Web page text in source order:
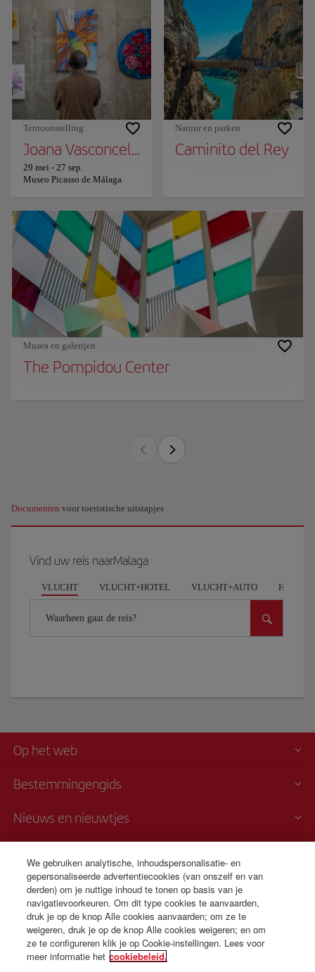
Tentoonstelling
Joana Vasconcelos / Transfiguratie
29 mei - 27 sep.
Museo Picasso de Málaga
Natuur en parken
Caminito del Rey
Musea en galerijen
The Pompidou Center
Documenten voor toeristische uitstapjes
Vind uw reis naarMalaga
VLUCHT VLUCHT+HOTEL VLUCHT+AUTO HOTEL
Waarheen gaat de reis?
Op het web
Bestemmingengids
Nieuws en nieuwtjes
Telefonische verkoop
+31 0 20 796 0087
Totale kosten 0,35€/gesprek
24 uur van maandag t/m zondag (Spaans en Engels).
We gebruiken analytische, inhoudspersonalisatie- en
gepersonaliseerde advertentiecookies (van onszelf en van
derden) om je nuttige inhoud te tonen op basis van je
navigatievoorkeuren. Om dit type cookies te aanvaarden,
druk je op de knop Alle cookies aanvaarden; om ze te
weigeren, druk je op de knop Alle cookies weigeren; en om
ze te configureren klik je op Cookie-instellingen. Lees voor
meer informatie het cookiebeleid.